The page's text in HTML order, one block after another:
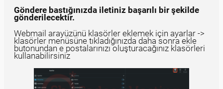
Göndere bastığınızda iletiniz başarılı bir şekilde
gönderilecektir.
Webmail arayüzünü klasörler eklemek için ayarlar ->
klasörler menüsüne tıkladığınızda daha sonra ekle
butonundan e postalarınızı oluşturacağınız klasörleri
kullanabilirsiniz